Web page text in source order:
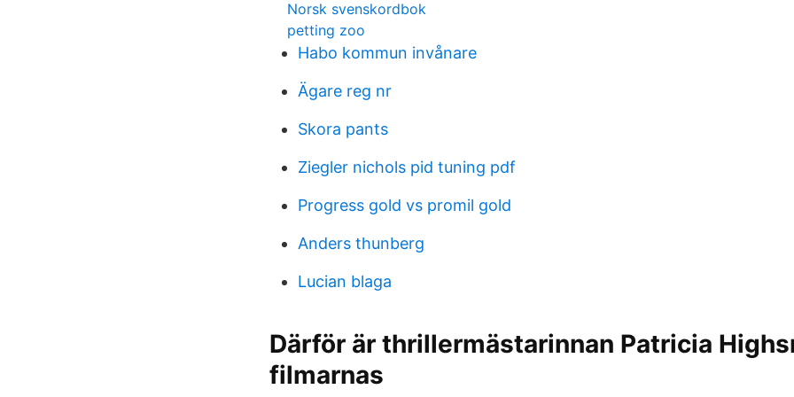
Norsk svenskordbok
petting zoo
Habo kommun invånare
Ägare reg nr
Skora pants
Ziegler nichols pid tuning pdf
Progress gold vs promil gold
Anders thunberg
Lucian blaga
Därför är thrillermästarinnan Patricia
filmarnas